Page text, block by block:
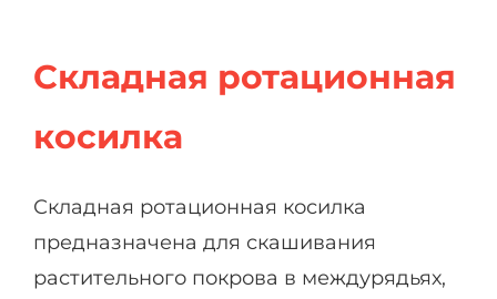
Складная ротационная
косилка
Складная ротационная косилка
предназначена для скашивания
растительного покрова в междурядьях,